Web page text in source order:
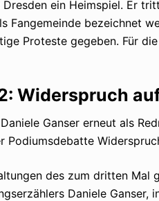
ein Heimspiel. Er
Fangemeinde bezeichnet
Proteste gegeben. Für
Widerspruch
Ganser erneut als
Podiumsdebatte
des zum dritten Mal
Daniele Ganser,